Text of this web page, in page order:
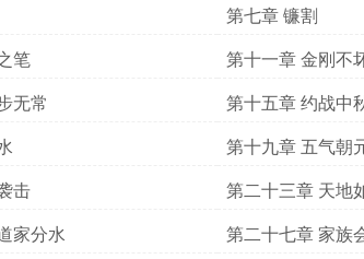
第七章 镰割
笔 第十一章 金刚不
无常 第十五章 约战中
第十九章 五气朝
击 第二十三章 天地
家分水 第二十七章 家族